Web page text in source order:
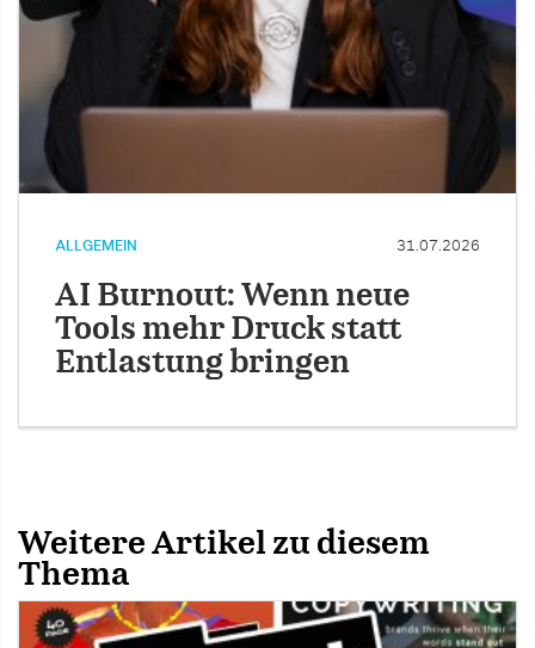
ALLGEMEIN 31.07.2026
AI Burnout: Wenn neue
Tools mehr Druck statt
Entlastung bringen
Weitere Artikel zu diesem
Thema